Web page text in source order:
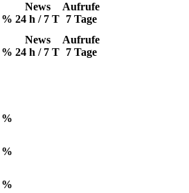
%
News
24 h / 7 T
Aufrufe
7 Tage
%
News
24 h / 7 T
Aufrufe
7 Tage
%
%
%